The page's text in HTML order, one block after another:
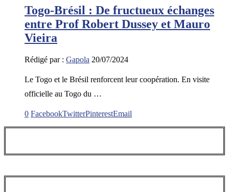
Togo-Brésil : De fructueux échanges
entre Prof Robert Dussey et Mauro
Vieira
Rédigé par : Gapola 20/07/2024
Le Togo et le Brésil renforcent leur coopération. En visite
officielle au Togo du …
0 FacebookTwitterPinterestEmail